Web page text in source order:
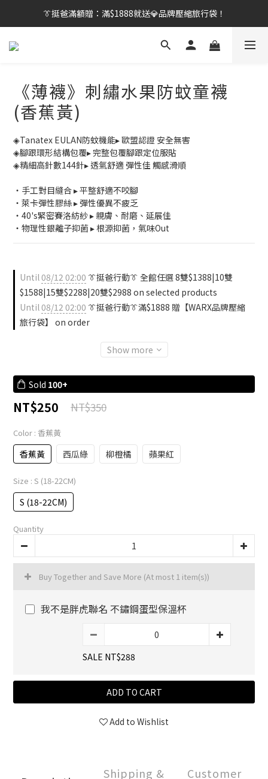
👔挺爸行動：全館襪款【最低$149起】✨立即下單！
👔挺爸滿額贈：滿$1888就送💎品牌壓縮旅行袋！
【刷卡/電子支付限定】下單送✨WARX品牌質感杯袋！
《薄襪》刺繡水果防蚊童襪
(香蕉黃)
◈Tanatex EULAN防蚊機能▸ 歐盟認證 安全無害
◈腳跟環形結構包覆▸ 完整包覆腳跟定位服貼
◈精細高針數144針▸ 透氣舒適 彈性佳 觸感滑順
・手工對目縫合 ▸ 平整舒適不咬腳
・萊卡彈性膠絲 ▸ 彈性優異不疲乏
・40's緊密賽洛紡紗 ▸ 親膚、耐磨、延展佳
・物理性銀離子抑菌 ▸ 根源抑菌，氣味Out
Until08/12 02:00 👔挺爸行動👔 全館任選 8雙$1388|10雙
$1588|15雙$2288|20雙$2988 on selected products
Until08/12 02:00 👔挺爸行動👔滿$1888 贈【WARX品牌壓縮
旅行袋】 on order
Show more
Sold 100+
NT$250 NT$350
Color : 香蕉黃
香蕉黃 西瓜綠 柳橙橘 蘋果紅
Size : S (18-22CM)
S (18-22CM)
Quantity
Buy Together and Save More (At most 1 item(s))
我不是胖虎聯名 不鏽鋼蛋型保溫杯
SALE NT$288
ADD TO CART
Add to Wishlist
Shipping &
Customer